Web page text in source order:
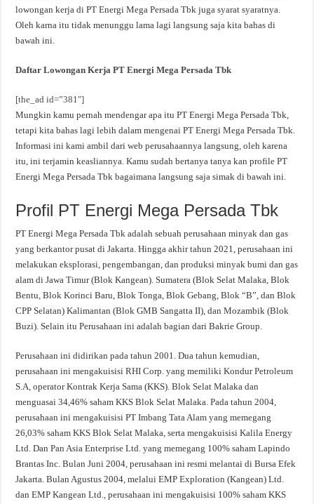
lowongan kerja di PT Energi Mega Persada Tbk juga syarat syaratnya.
Oleh karna itu tidak menunggu lama lagi langsung saja kita bahas di
bawah ini.
Daftar Lowongan Kerja PT Energi Mega Persada Tbk
[the_ad id=”381″]
Mungkin kamu pernah mendengar apa itu PT Energi Mega Persada Tbk,
tetapi kita bahas lagi lebih dalam mengenai PT Energi Mega Persada Tbk.
Informasi ini kami ambil dari web perusahaannya langsung, oleh karena
itu, ini terjamin keasliannya. Kamu sudah bertanya tanya kan profile PT
Energi Mega Persada Tbk bagaimana langsung saja simak di bawah ini.
Profil PT Energi Mega Persada Tbk
PT Energi Mega Persada Tbk adalah sebuah perusahaan minyak dan gas
yang berkantor pusat di Jakarta. Hingga akhir tahun 2021, perusahaan ini
melakukan eksplorasi, pengembangan, dan produksi minyak bumi dan gas
alam di Jawa Timur (Blok Kangean). Sumatera (Blok Selat Malaka, Blok
Bentu, Blok Korinci Baru, Blok Tonga, Blok Gebang, Blok “B”, dan Blok
CPP Selatan) Kalimantan (Blok GMB Sangatta II), dan Mozambik (Blok
Buzi). Selain itu Perusahaan ini adalah bagian dari Bakrie Group.
Perusahaan ini didirikan pada tahun 2001. Dua tahun kemudian,
perusahaan ini mengakuisisi RHI Corp. yang memiliki Kondur Petroleum
S.A, operator Kontrak Kerja Sama (KKS). Blok Selat Malaka dan
menguasai 34,46% saham KKS Blok Selat Malaka. Pada tahun 2004,
perusahaan ini mengakuisisi PT Imbang Tata Alam yang memegang
26,03% saham KKS Blok Selat Malaka, serta mengakuisisi Kalila Energy
Ltd. Dan Pan Asia Enterprise Ltd. yang memegang 100% saham Lapindo
Brantas Inc. Bulan Juni 2004, perusahaan ini resmi melantai di Bursa Efek
Jakarta. Bulan Agustus 2004, melalui EMP Exploration (Kangean) Ltd.
dan EMP Kangean Ltd., perusahaan ini mengakuisisi 100% saham KKS